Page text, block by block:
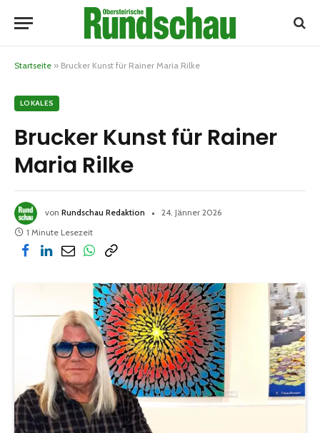
Startseite » Brucker Kunst für Rainer Maria Rilke
LOKALES
Brucker Kunst für Rainer
Maria Rilke
von Rundschau Redaktion
24. Jänner 2026
1 Minute Lesezeit